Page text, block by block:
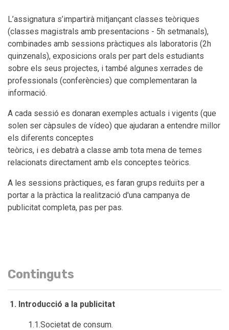
L’assignatura s’impartirà mitjançant classes teòriques
(classes magistrals amb presentacions - 5h setmanals),
combinades amb sessions pràctiques als laboratoris (2h
quinzenals), exposicions orals per part dels estudiants
sobre els seus projectes, i també algunes xerrades de
professionals (conferències) que complementaran la
informació.
A cada sessió es donaran exemples actuals i vigents (que
solen ser càpsules de vídeo) que ajudaran a entendre millor
els diferents conceptes
teòrics, i es debatrà a classe amb tota mena de temes
relacionats directament amb els conceptes teòrics.
A les sessions pràctiques, es faran grups reduïts per a
portar a la pràctica la realització d'una campanya de
publicitat completa, pas per pas.
Continguts
1. Introducció a la publicitat
1.1.Societat de consum.